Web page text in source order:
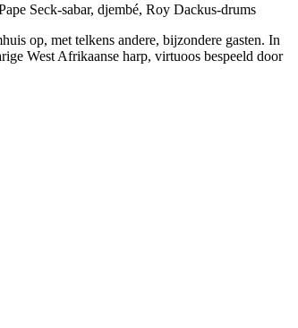
Seck-sabar, djembé, Roy Dackus-drums
op, met telkens andere, bijzondere gasten. In
West Afrikaanse harp, virtuoos bespeeld door